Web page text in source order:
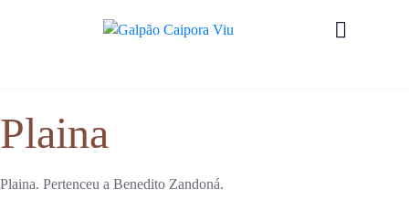
Plaina
Plaina. Pertenceu a Benedito Zandoná.